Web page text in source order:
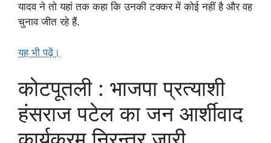
यादव ने तो यहां तक कहा कि उनकी टक्कर में कोई नहीं है और वह
चुनाव जीत रहे हैं.
यह भी पढ़ें।
कोटपूतली : भाजपा प्रत्याशी
हंसराज पटेल का जन आर्शीवाद